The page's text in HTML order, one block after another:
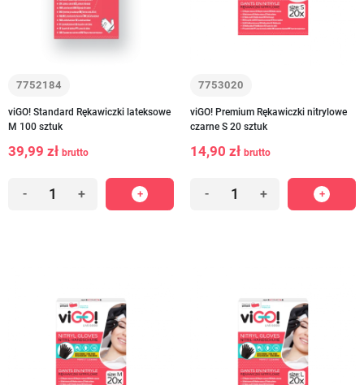
7752184
viGO! Standard Rękawiczki lateksowe
M 100 sztuk
39,99 zł brutto
- +
7753020
viGO! Premium Rękawiczki nitrylowe
czarne S 20 sztuk
14,90 zł brutto
- +